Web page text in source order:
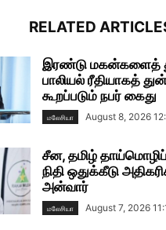
RELATED
இரண்டு மகன்களைத்
பாலியல் ரீதியாகத்
கூறப்படும் நபர் கைது
மலேசியா August 8, 2026
சீன, தமிழ்
நிதி ஒதுக்கீடு
அன்வார்
மலேசியா August 7, 2026